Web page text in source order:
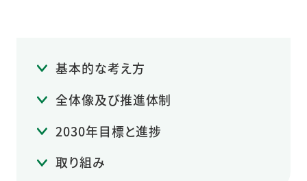
基本的な考え方
全体像及び推進体制
2030年目標と進捗
取り組み